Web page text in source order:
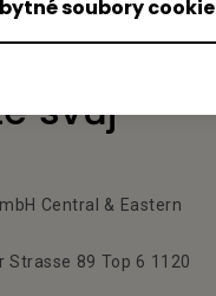
soubory cookie
svůj
Central & Eastern
89 Top 6 1120